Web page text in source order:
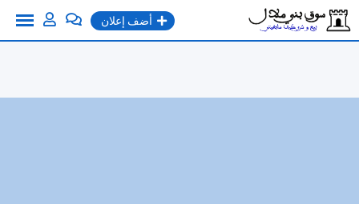
Skip
to
أضف إعلان